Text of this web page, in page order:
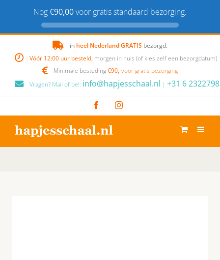
Nog€90,00voor gratis standaard bezorging.
content
in heel Nederland GRATIS bezorgd.
Vóór 12:00 uur besteld, morgen in huis (of kies zelf een bezorgdatum)
Minimale besteding€90,-voor gratis bezorging
Vragen? Mail of bel: info@hapjesschaal.nl | +31 6
FacebookInstagram